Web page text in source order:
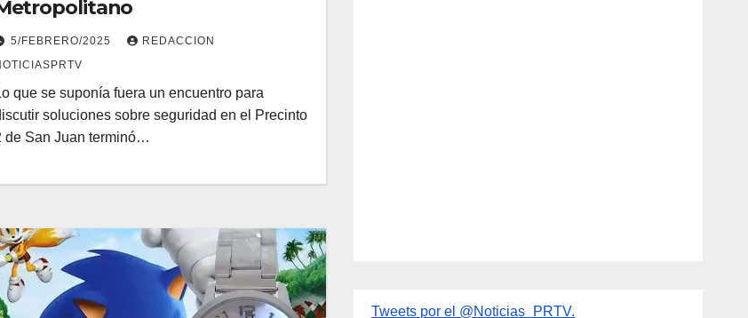
5/FEBRERO/2025
REDACCION
que se suponía fuera un encuentro para
soluciones sobre seguridad en el Precinto
de San Juan terminó…
Tweets por el @Noticias_PRTV.